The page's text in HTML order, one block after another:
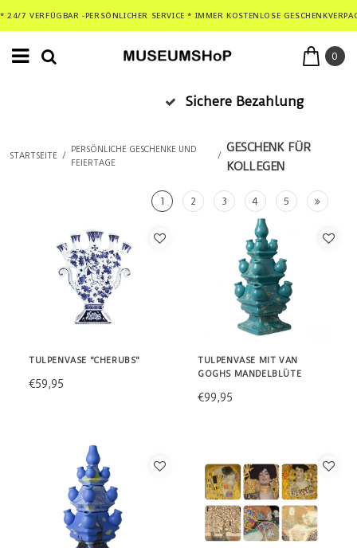
* 24/7 VERFÜGBAR -PERSÖNLICHER SERVICE * IMMER KOSTENLOSE
0
Sichere Bezahlung
STARTSEITE /
PERSÖNLICHE GESCHENKE UND
FEIERTAGE
/
GESCHENK FÜR
KOLLEGEN
1 2 3 4 5
TULPENVASE "CHERUBS"
€59,95
TULPENVASE MIT VAN
GOGHS MANDELBLÜTE
€99,95